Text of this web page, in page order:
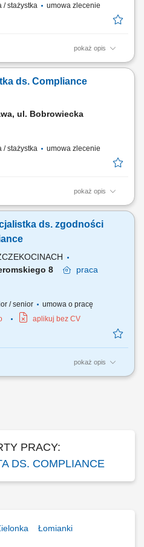
/ stażystka umowa zlecenie
pokaż opis
praktyczne doświadczenie w
i zarządzania ryzykiem? Chcesz
organizacja i wziąć
branży farmaceutycznej? Dołącz
ds. Compliance
ul. Bobrowiecka
/ stażystka umowa zlecenie
pokaż opis
praktyczne doświadczenie w
w największej firmie
od środka funkcjonowanie
ds. zgodności
8
praca
/ senior
umowa o pracę
aplikuj bez CV
pokaż opis
w innej lokalizacji, np. w
PRACY:
DS. COMPLIANCE
Łomianki